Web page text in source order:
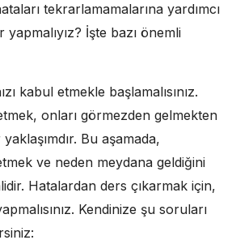
tekrarlamamalarına yardımcı
İşte bazı önemli
kabul etmekle başlamalısınız.
onları görmezden gelmekten
Bu aşamada,
ve neden meydana geldiğini
Hatalardan ders çıkarmak için,
Kendinize şu soruları